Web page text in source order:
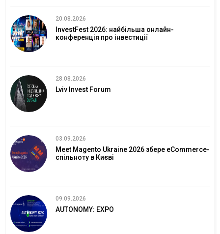
20.08.2026
InvestFest 2026: найбільша онлайн-
конференція про інвестиції
28.08.2026
Lviv Invest Forum
03.09.2026
Meet Magento Ukraine 2026 збере eCommerce-
спільноту в Києві
09.09.2026
AUTONOMY: EXPO